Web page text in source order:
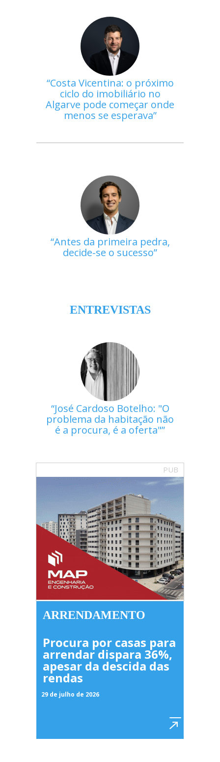
Costa Vicentina: o próximo
ciclo do imobiliário no
Algarve pode começar onde
menos se esperava
Antes da primeira pedra,
decide-se o sucesso
ENTREVISTAS
José Cardoso Botelho: "O
problema da habitação não
é a procura, é a oferta"
PUB
ARRENDAMENTO
Procura por casas para
arrendar dispara 36%,
apesar da descida das
rendas
29 de julho de 2026